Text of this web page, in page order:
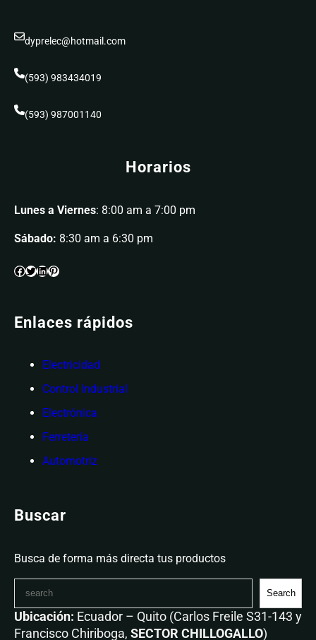
dyprelec@hotmail.com
(593) 983434019
(593) 987001140
Horarios
Lunes a Viernes: 8:00 am a 7:00 pm
Sábado: 8:30 am a 6:30 pm
Enlaces rápidos
Electricidad
Control Industrial
Electrónica
Ferretería
Automotriz
Buscar
Busca de forma más directa tus productos
Search
Ubicación: Ecuador – Quito (Carlos Freile S31-143 y
Francisco Chiriboga, SECTOR CHILLOGALLO)